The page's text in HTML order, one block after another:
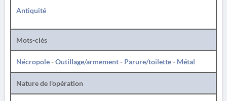
Antiquité
Mots-clés
Nécropole-Outillage/armement- Parure/toilette- Métal
Nature de l'opération